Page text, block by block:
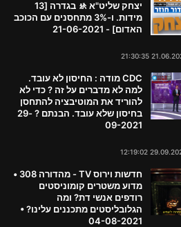
יצחק שליט"א 🚸 בגדרה [13
מידות. ו-3% מתחסנים עם הכוכב
האדום] - 21-06-2021
CDC מודה : החיסון לא עובד.
למה לא מדברים על זה ? כדי לא
להוריד את המוטיבציה להתחסן
בחיסון שלא עובד. הבנתם ? 29-
09-2021
חדשות וירוס TV - מהדורה 308 •
מדוע משטרים קומוניסטים
רודפים אנשי דת? ומה
הגלובליסטים מתכננים עלינו? •
04-08-2021